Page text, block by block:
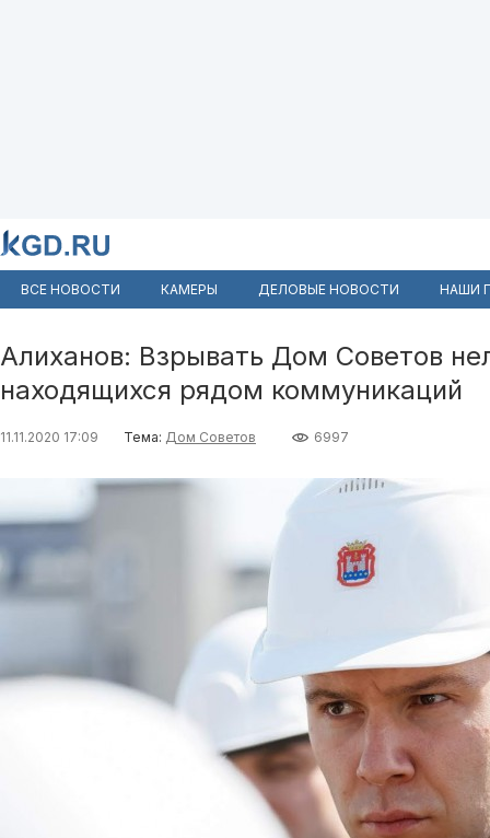
ВСЕ НОВОСТИ КАМЕРЫ ДЕЛОВЫЕ НОВОСТИ НАШИ
Алиханов: Взрывать Дом Советов
находящихся рядом коммуникаций
11.11.2020 17:09 Тема: Дом Советов 6997